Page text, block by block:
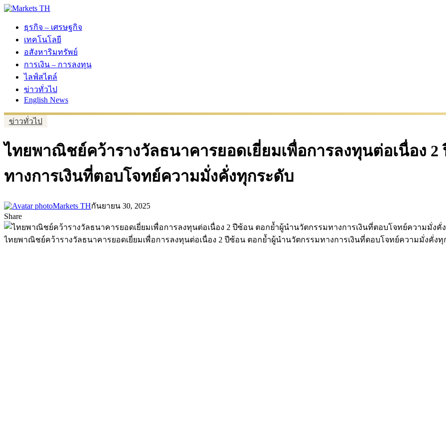
ธุรกิจ – เศรษฐกิจ
เทคโนโลยี
อสังหาริมทรัพย์
การเงิน – การลงทุน
ไลฟ์สไตล์
ข่าวทั่วไป
English News
ข่าวทั่วไป
ไทยพาณิชย์คว้ารางวัลธนาคารยอดเยี่ยมเพื่อการลงทุนต่อเนื่อง
ทางการเงินที่ตอบโจทย์ความมั่งคั่งทุกระดับ
Markets THกันยายน 30, 2025
Share
ไทยพาณิชย์คว้ารางวัลธนาคารยอดเยี่ยมเพื่อการลงทุนต่อเนื่อง 2 ปีซ้อน ตอกย้ำผู้นำนวัตกรรมทางการเงินที่ตอบโจทย์ความมั่งคั่งทุ